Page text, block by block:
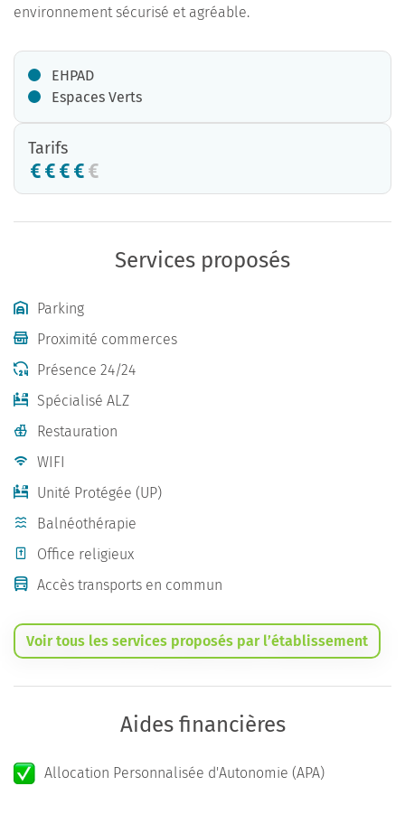
environnement sécurisé et agréable.
EHPAD
Espaces Verts
Tarifs
Services proposés
Parking
Proximité commerces
Présence 24/24
Spécialisé ALZ
Restauration
WIFI
Unité Protégée (UP)
Balnéothérapie
Office religieux
Accès transports en commun
Voir tous les services proposés par l’établissement
Aides financières
Allocation Personnalisée d'Autonomie (APA)